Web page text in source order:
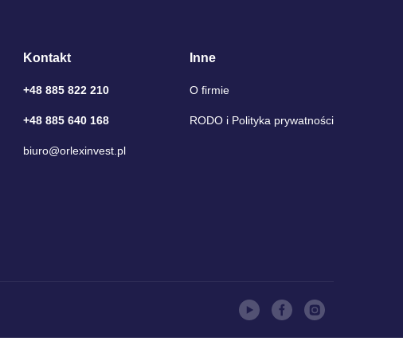
Kontakt
+48 885 822 210
+48 885 640 168
biuro@orlexinvest.pl
Inne
O firmie
RODO i Polityka prywatności